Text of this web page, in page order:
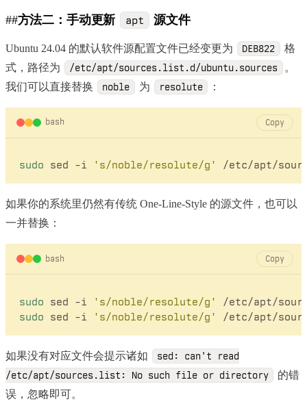
##方法二：手动更新 apt 源文件
Ubuntu 24.04 的默认软件源配置文件已经变更为 DEB822
格
式，路径为
/etc/apt/sources.list.d/ubuntu.sources
。
我们可以直接替换
noble 为 resolute ：
bash Copy
sudo sed -i 's/noble/resolute/g'
如果你的系统里仍然有传统 One-Line-Style 的源文件，也可以
一并替换：
bash Copy
sudo sed -i
's/noble/resolute/g'
sudo sed -i 's/noble/resolute/g'
如果没有对应文件会提示诸如
sed: can't read
/etc/apt/sources.list: No such file or directory
的错
误，忽略即可。